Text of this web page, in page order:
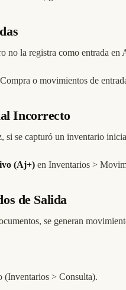
no la registra como entrada
o movimientos de
Incorrecto
se capturó un inventario
(Aj+) en Inventarios >
de Salida
se generan
(Inventarios > Consulta).